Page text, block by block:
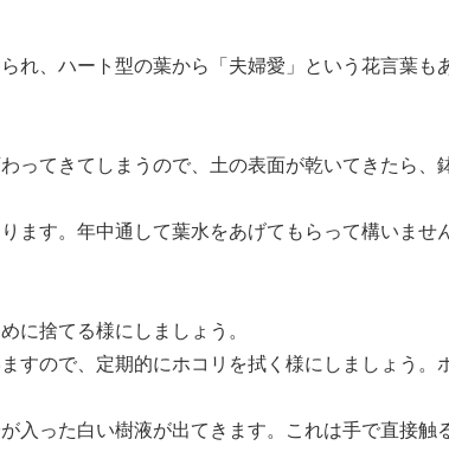
れ、ハート型の葉から「夫婦愛」という花言葉も
ってきてしまうので、土の表面が乾いてきたら、
ます。年中通して葉水をあげてもらって構いませ
に捨てる様にしましょう。
すので、定期的にホコリを拭く様にしましょう。
入った白い樹液が出てきます。これは手で直接